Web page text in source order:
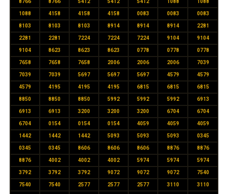
8766 8766 5412 5412 5412 1088 1088
1088 4158 4158 4158 0083 0083 0083
8103 8103 8103 8914 8914 8914 2281
2281 2281 7224 7224 7224 9104 9104
9104 8623 8623 8623 0778 0778 0778
7658 7658 7658 2006 2006 2006 7039
7039 7039 5697 5697 5697 4579 4579
4579 4195 4195 4195 6815 6815 6815
8850 8850 8850 5992 5992 5992 6913
6913 6913 3200 3200 3200 6704 6704
6704 0154 0154 0154 4059 4059 4059
1442 1442 1442 5093 5093 5093 0345
0345 0345 8606 8606 8606 8876 8876
8876 4002 4002 4002 5974 5974 5974
3792 3792 3792 9072 9072 9072 7540
7540 7540 2577 2577 2577 3110 3110